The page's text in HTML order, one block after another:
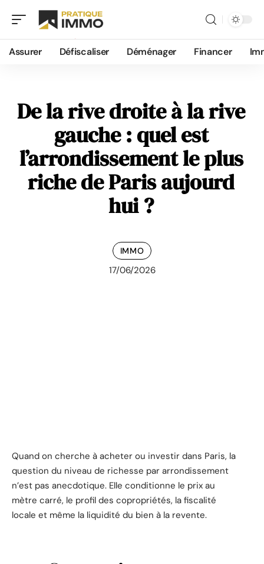
Assurer Défiscaliser Déménager Financer
De la rive droite à la rive
gauche : quel est
l’arrondissement le plus
riche de Paris aujourd
hui ?
IMMO
17/06/2026
Quand on cherche à acheter ou investir dans Paris, la
question du niveau de richesse par arrondissement
n’est pas anecdotique. Elle conditionne le prix au
mètre carré, le profil des copropriétés, la fiscalité
locale et même la liquidité du bien à la revente.